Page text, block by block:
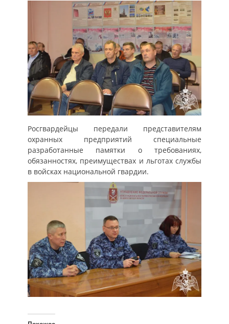
Росгвардейцы передали представителям
охранных предприятий специальные
разработанные памятки о требованиях,
обязанностях, преимуществах и льготах службы
в войсках национальной гвардии.